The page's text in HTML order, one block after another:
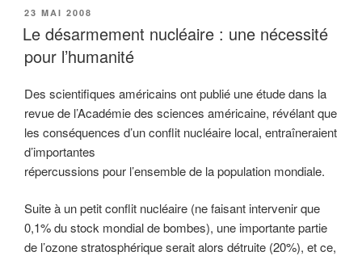
PUBLIÉ
LE
23 MAI 2008
Le désarmement nucléaire : une nécessité
pour l’humanité
Des scientifiques américains ont publié une étude dans la
revue de l’Académie des sciences américaine, révélant que
les conséquences d’un conflit nucléaire local, entraîneraient
d’importantes
répercussions pour l’ensemble de la population mondiale.
Suite à un petit conflit nucléaire (ne faisant intervenir que
0,1% du stock mondial de bombes), une importante partie
de l’ozone stratosphérique serait alors détruite (20%), et ce,